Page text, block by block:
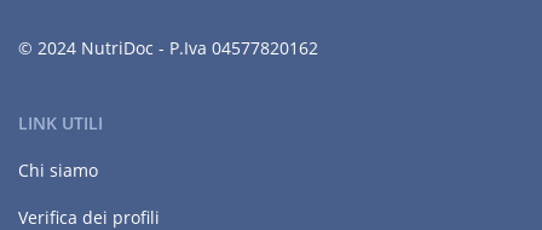
© 2024 NutriDoc - P.Iva 04577820162
LINK UTILI
Chi siamo
Verifica dei profili